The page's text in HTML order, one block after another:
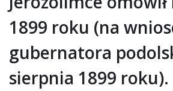
1899 roku (na
gubernatora
sierpnia 1899 roku).